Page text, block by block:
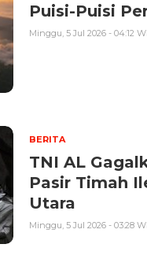
Puisi-Puisi
Minggu, 5 Jul 2026 - 04:12
BERITA
TNI AL
Pasir Timah
Utara
Minggu, 5 Jul 2026 - 03:28